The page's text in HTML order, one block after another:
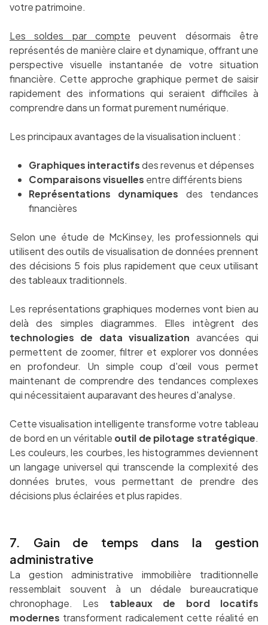
votre patrimoine.
Les soldes par compte peuvent désormais être
représentés de manière claire et dynamique, offrant une
perspective visuelle instantanée de votre situation
financière. Cette approche graphique permet de saisir
rapidement des informations qui seraient difficiles à
comprendre dans un format purement numérique.
Les principaux avantages de la visualisation incluent :
Graphiques interactifsdes revenus et dépenses
Comparaisons visuelles entre différents biens
Représentations dynamiques des tendances
financières
Selon une étude de McKinsey, les professionnels qui
utilisent des outils de visualisation de données prennent
des décisions 5 fois plus rapidement que ceux utilisant
des tableaux traditionnels.
Les représentations graphiques modernes vont bien au
delà des simples diagrammes. Elles intègrent des
technologies de data visualization avancées qui
permettent de zoomer, filtrer et explorer vos données
en profondeur. Un simple coup d'œil vous permet
maintenant de comprendre des tendances complexes
qui nécessitaient auparavant des heures d'analyse.
Cette visualisation intelligente transforme votre tableau
de bord en un véritable outil de pilotage stratégique.
Les couleurs, les courbes, les histogrammes deviennent
un langage universel qui transcende la complexité des
données brutes, vous permettant de prendre des
décisions plus éclairées et plus rapides.
7. Gain de temps dans la gestion
administrative
La gestion administrative immobilière traditionnelle
ressemblait souvent à un dédale bureaucratique
chronophage. Les tableaux de bord locatifs
modernes transforment radicalement cette réalité en